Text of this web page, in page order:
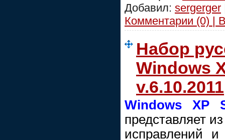
Добавил: sergerger
Комментарии (0) |
Набор
Windows
v.6.10.2011
Windows XP
представляет
исправлений